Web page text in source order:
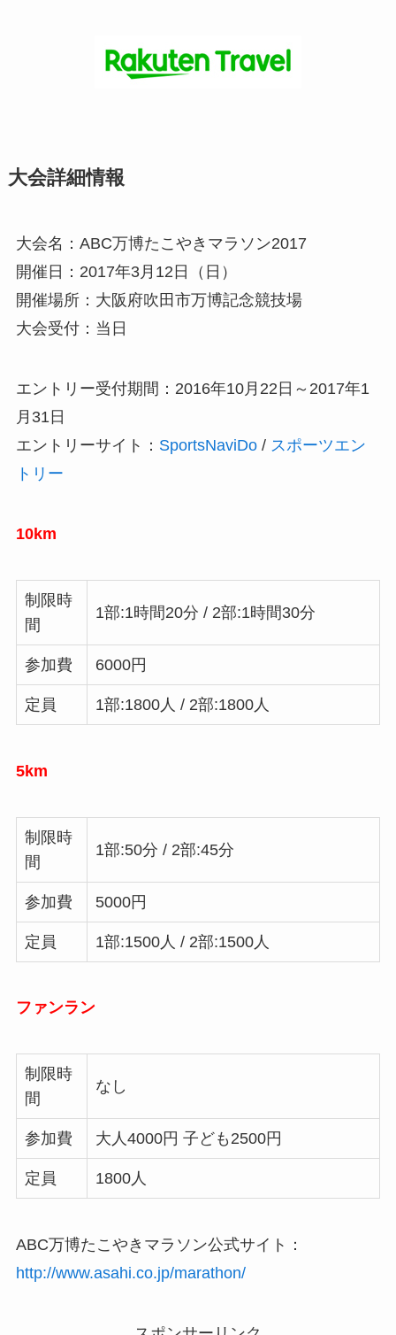
大会詳細情報
大会名：ABC万博たこやきマラソン2017
開催日：2017年3月12日（日）
開催場所：大阪府吹田市万博記念競技場
大会受付：当日
エントリー受付期間：2016年10月22日～2017年1
月31日
エントリーサイト： SportsNaviDo/ スポーツエン
トリー
10km
制限時
間
1部:1時間20分 / 2部:1時間30分
参加費 6000円
定員 1部:1800人 / 2部:1800人
5km
制限時
間
1部:50分 / 2部:45分
参加費 5000円
定員 1部:1500人 / 2部:1500人
ファンラン
制限時
間
なし
参加費 大人4000円 子ども2500円
定員 1800人
ABC万博たこやきマラソン公式サイト：
http://www.asahi.co.jp/marathon/